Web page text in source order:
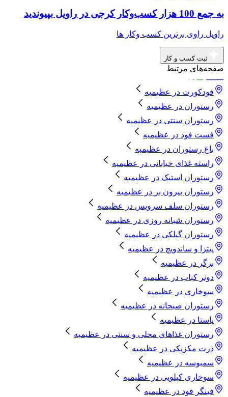
به جمع 100 هزار کسب‌وکار کرجی در راویل بپیوندید
راویل راوی برترین کسب وکار ها
ثبت کسب و کار
صفحه‌های مرتبط
فودکورت در
عظیمیه
رستوران در
عظیمیه
رستوران سنتی در
عظیمیه
فست فود در
عظیمیه
باغ رستوران در
عظیمیه
راسته غذای خیابانی در
عظیمیه
رستوران استیک در
عظیمیه
رستوران بیرون بر در
عظیمیه
رستوران سلف سرویس در
عظیمیه
رستوران شبانه روزی در
عظیمیه
رستوران گیلکی در
عظیمیه
پیتزا و ساندویچ در
عظیمیه
برگر در
عظیمیه
دونر کباب در
عظیمیه
سوخاری در
عظیمیه
رستوران صبحانه در
عظیمیه
پاستا در
عظیمیه
رستوران غذاهای محلی و سنتی در
عظیمیه
ذرت مکزیکی در
عظیمیه
سمبوسه در
عظیمیه
سوخاری کیلویی در
عظیمیه
فینگر فود در
عظیمیه